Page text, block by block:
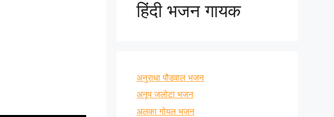
हिंदी भजन गायक
अनुराधा पौडवाल भजन
अनूप जलोटा भजन
अलका गोयल भजन